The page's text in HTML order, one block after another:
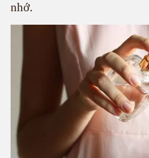
nhớ.